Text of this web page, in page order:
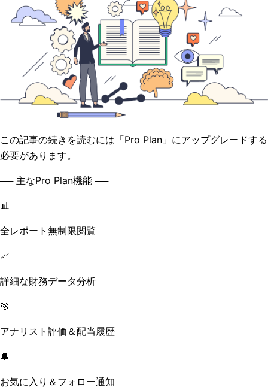
この記事の続きを読むには「Pro Plan」にアップグレードする
必要があります。
── 主なPro Plan機能 ──
📊
全レポート無制限閲覧
📈
詳細な財務データ分析
🎯
アナリスト評価＆配当履歴
🔔
お気に入り＆フォロー通知